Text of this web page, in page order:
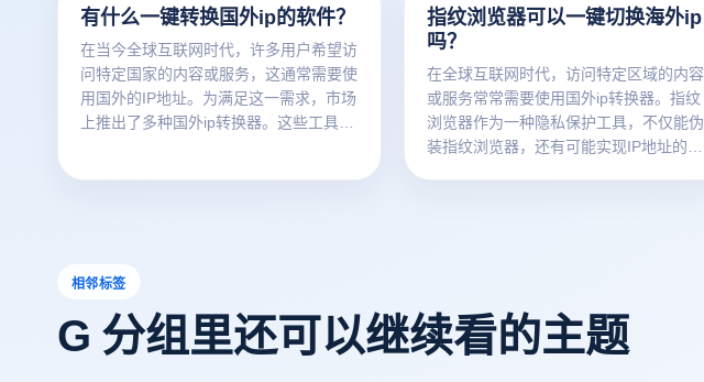
有什么一键转换国外ip的软件？
在当今全球互联网时代，许多用户希望访
问特定国家的内容或服务，这通常需要使
用国外的IP地址。为满足这一需求，市场
上推出了多种国外ip转换器。这些工具不
指纹浏览器可以一键切换海外ip
吗？
在全球互联网时代，访问特定区域的内容
或服务常常需要使用国外ip转换器。指纹
浏览器作为一种隐私保护工具，不仅能伪
装指纹浏览器，还有可能实现IP地址的一
相邻标签
G 分组里还可以继续看的主题